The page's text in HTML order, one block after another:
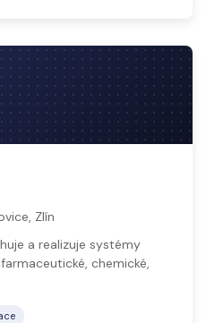
Zlín
a realizuje systémy
chemické,